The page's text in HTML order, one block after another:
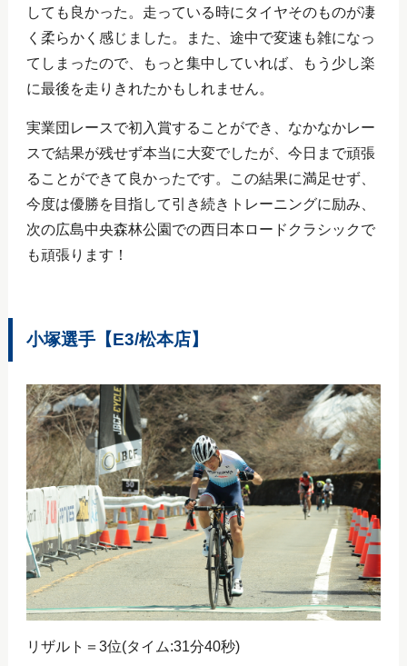
しても良かった。走っている時にタイヤそのものが凄
く柔らかく感じました。また、途中で変速も雑になっ
てしまったので、もっと集中していれば、もう少し楽
に最後を走りきれたかもしれません。
実業団レースで初入賞することができ、なかなかレー
スで結果が残せず本当に大変でしたが、今日まで頑張
ることができて良かったです。この結果に満足せず、
今度は優勝を目指して引き続きトレーニングに励み、
次の広島中央森林公園での西日本ロードクラシックで
も頑張ります！
小塚選手【E3/松本店】
リザルト＝3位(タイム:31分40秒)